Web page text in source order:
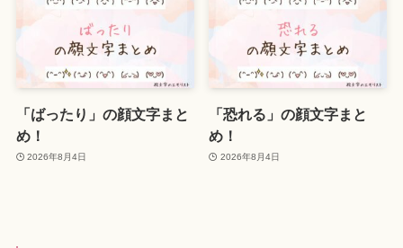
「ばったり」の顔文字まと
め！
2026年8月4日
「恐れる」の顔文字まと
め！
2026年8月4日